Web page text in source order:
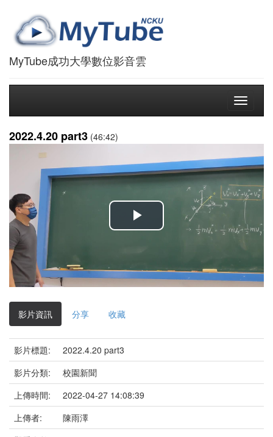
MyTube成功大學數位影音雲
Toggle
2022.4.20 part3 (46:42)
播
放
影
影片資訊 分享 收藏
影片標題:
2022.4.20 part3
影片分類:
校園新聞
上傳時間:
2022-04-27 14:08:39
上傳者:
陳雨澤